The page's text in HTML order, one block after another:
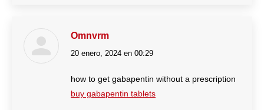
Omnvrm
dice:
20 enero, 2024 en 00:29
how to get gabapentin without a prescription
buy gabapentin tablets